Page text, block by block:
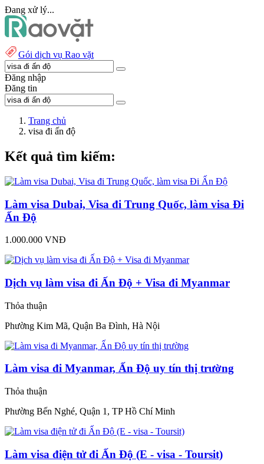
Đang xử lý...
Gói dịch vụ Rao vặt
Đăng nhập
Đăng tin
Trang chủ
visa đi ấn độ
Kết quả tìm kiếm:
Làm visa Dubai, Visa đi Trung Quốc, làm visa Đi
Ấn Độ
1.000.000 VNĐ
Dịch vụ làm visa đi Ấn Độ + Visa đi Myanmar
Thỏa thuận
Phường Kim Mã, Quận Ba Đình, Hà Nội
Làm visa đi Myanmar, Ấn Độ uy tín thị trường
Thỏa thuận
Phường Bến Nghé, Quận 1, TP Hồ Chí Minh
Làm visa điện tử đi Ấn Độ (E - visa - Toursit)